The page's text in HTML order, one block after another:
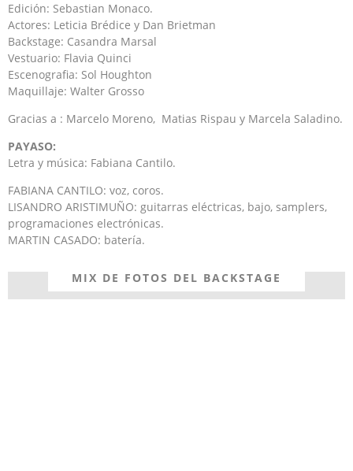
Edición: Sebastian Monaco.
Actores: Leticia Brédice y Dan Brietman
Backstage: Casandra Marsal
Vestuario: Flavia Quinci
Escenografia: Sol Houghton
Maquillaje: Walter Grosso
Gracias a : Marcelo Moreno, Matias Rispau y Marcela Saladino.
PAYASO:
Letra y música: Fabiana Cantilo.
FABIANA CANTILO: voz, coros.
LISANDRO ARISTIMUÑO: guitarras eléctricas, bajo, samplers,
programaciones electrónicas.
MARTIN CASADO: batería.
MIX DE FOTOS DEL BACKSTAGE